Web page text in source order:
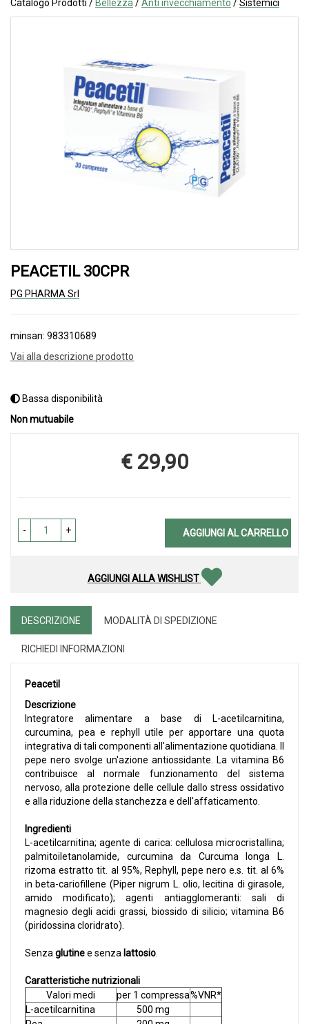
Catalogo Prodotti / Bellezza /Anti invecchiamento /Sistemici
PEACETIL 30CPR
PG PHARMA Srl
minsan: 983310689
Vai alla descrizione prodotto
Bassa disponibilità
Non mutuabile
Prezzo
€ 29,90
- + AGGIUNGI AL CARRELLO
AGGIUNGI ALLA WISHLIST
DESCRIZIONE MODALITÀ DI SPEDIZIONE
RICHIEDI INFORMAZIONI
Peacetil
Descrizione
Integratore alimentare a base di L-acetilcarnitina,
curcumina, pea e rephyll utile per apportare una quota
integrativa di tali componenti all'alimentazione quotidiana. Il
pepe nero svolge un'azione antiossidante. La vitamina B6
contribuisce al normale funzionamento del sistema
nervoso, alla protezione delle cellule dallo stress ossidativo
e alla riduzione della stanchezza e dell'affaticamento.
Ingredienti
L-acetilcarnitina; agente di carica: cellulosa microcristallina;
palmitoiletanolamide, curcumina da Curcuma longa L.
rizoma estratto tit. al 95%, Rephyll, pepe nero e.s. tit. al 6%
in beta-cariofillene (Piper nigrum L. olio, lecitina di girasole,
amido modificato); agenti antiagglomeranti: sali di
magnesio degli acidi grassi, biossido di silicio; vitamina B6
(piridossina cloridrato).
Senzaglutinee senza lattosio.
Caratteristiche nutrizionali
Valori medi
per 1 compressa%VNR*
L-acetilcarnitina
500 mg